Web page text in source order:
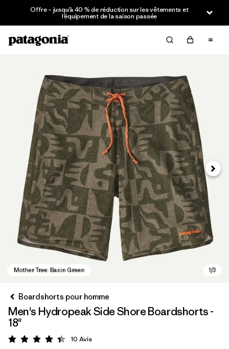
Offre – jusqu’à 40 % de réduction sur les vêtements et
l’équipement de la saison passée
Boardshorts pour homme
Men's Hydropeak Side Shore Boardshorts -
18"
Évaluation: 4.4 / 5
10 Avis